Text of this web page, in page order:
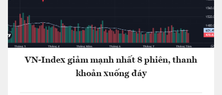
VN-Index giảm mạnh nhất 8 phiên, thanh
khoản xuống đáy